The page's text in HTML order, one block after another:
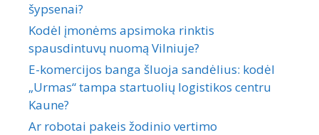
šypsenai?
Kodėl įmonėms apsimoka rinktis
spausdintuvų nuomą Vilniuje?
E-komercijos banga šluoja sandėlius: kodėl
„Urmas“ tampa startuolių logistikos centru
Kaune?
Ar robotai pakeis žodinio vertimo